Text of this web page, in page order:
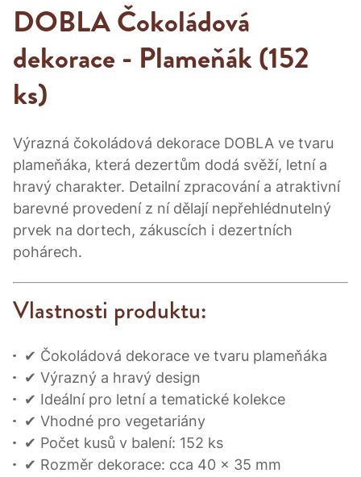
DOBLA Čokoládová
dekorace - Plameňák (152
ks)
Výrazná čokoládová dekorace DOBLA ve tvaru
plameňáka, která dezertům dodá svěží, letní a
hravý charakter. Detailní zpracování a atraktivní
barevné provedení z ní dělají nepřehlédnutelný
prvek na dortech, zákuscích i dezertních
pohárech.
Vlastnosti produktu:
✔ Čokoládová dekorace ve tvaru plameňáka
✔ Výrazný a hravý design
✔ Ideální pro letní a tematické kolekce
✔ Vhodné pro vegetariány
✔ Počet kusů v balení: 152 ks
✔ Rozměr dekorace: cca 40 × 35 mm